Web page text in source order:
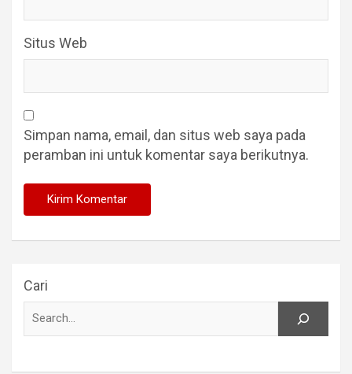
Situs Web
Simpan nama, email, dan situs web saya pada
peramban ini untuk komentar saya berikutnya.
Cari